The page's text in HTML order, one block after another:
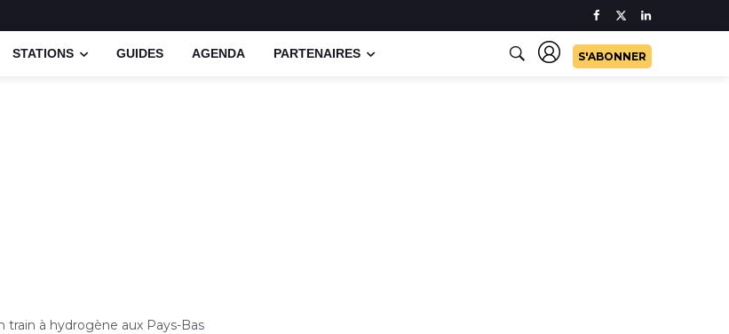
STATIONS GUIDES AGENDA PARTENAIRES S'ABONNER
train à hydrogène aux Pays-Bas